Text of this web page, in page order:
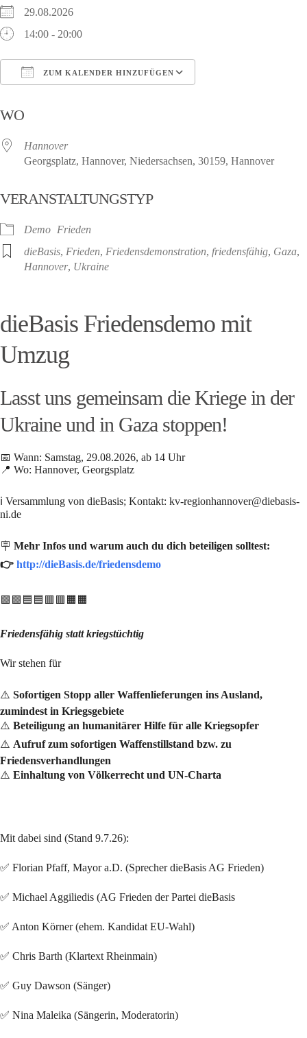
29.08.2026
14:00 - 20:00
ZUM KALENDER HINZUFÜGEN
WO
Hannover
Georgsplatz, Hannover, Niedersachsen, 30159, Hannover
VERANSTALTUNGSTYP
Demo Frieden
dieBasis, Frieden, Friedensdemonstration, friedensfähig, Gaza,
Hannover, Ukraine
dieBasis Friedensdemo mit
Umzug
Lasst uns gemeinsam die Kriege in der
Ukraine und in Gaza stoppen!
📅 Wann: Samstag, 29.08.2026, ab 14 Uhr
📍 Wo: Hannover, Georgsplatz
ℹ️ Versammlung von dieBasis; Kontakt: kv-regionhannover@diebasis-
ni.de
🪧 Mehr Infos und warum auch du dich beteiligen solltest:
👉 http://dieBasis.de/friedensdemo
🟩🟩🟦🟦🟥🟥🟧🟧
Friedensfähig statt kriegstüchtig
Wir stehen für
⚠️ Sofortigen Stopp aller Waffenlieferungen ins Ausland,
zumindest in Kriegsgebiete
⚠️ Beteiligung an humanitärer Hilfe für alle Kriegsopfer
⚠️ Aufruf zum sofortigen Waffenstillstand bzw. zu
Friedensverhandlungen
⚠️ Einhaltung von Völkerrecht und UN-Charta
Mit dabei sind (Stand 9.7.26):
✅ Florian Pfaff, Mayor a.D. (Sprecher dieBasis AG Frieden)
✅ Michael Aggiliedis (AG Frieden der Partei dieBasis
✅ Anton Körner (ehem. Kandidat EU-Wahl)
✅ Chris Barth (Klartext Rheinmain)
✅ Guy Dawson (Sänger)
✅ Nina Maleika (Sängerin, Moderatorin)